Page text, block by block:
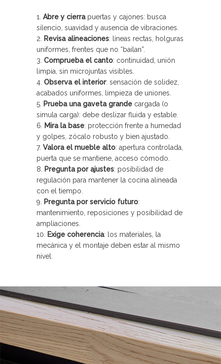
Abre y cierrapuertas y cajones: busca
silencio, suavidad y ausencia de vibraciones.
Revisa alineaciones: líneas rectas, holguras
uniformes, frentes que no “bailan”.
Comprueba el canto: continuidad, unión
limpia, sin microjuntas visibles.
Observa el interior: sensación de solidez,
acabados uniformes, limpieza de uniones.
Prueba una gaveta grande cargada (o
simula carga): debe deslizar fluida y estable.
Mira la base: protección frente a humedad
y golpes, zócalo robusto y bien ajustado.
Valora el mueble alto: apertura controlada,
puerta que se mantiene, acceso cómodo.
Pregunta por ajustes: posibilidad de
regulación para mantener la cocina alineada
con el tiempo.
Pregunta por servicio futuro:
mantenimiento, reposiciones y posibilidad de
ampliaciones.
Exige coherencia: los materiales, la
mecánica y el montaje deben estar al mismo
nivel.